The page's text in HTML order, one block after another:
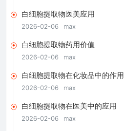
白细胞提取物医美应用
2026-02-06 max
白细胞提取物药用价值
2026-02-06 max
白细胞提取物在化妆品中的作用
2026-02-06 max
白细胞提取物在医美中的应用
2026-02-06 max